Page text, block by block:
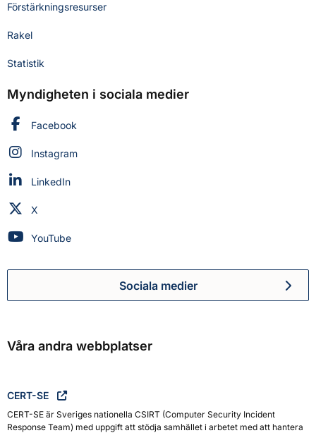
Förstärkningsresurser
Rakel
Statistik
Myndigheten i sociala medier
Myndigheten för civilt försvar på
Facebook
Myndigheten för civilt försvar på
Instagram
Myndigheten för civilt försvar på
LinkedIn
Myndigheten för civilt försvar på
X
Myndigheten för civilt försvar på
YouTube
Myndigheten för civilt
Sociala medier
Våra andra webbplatser
CERT-SE
CERT-SE är Sveriges nationella CSIRT (Computer Security Incident
Response Team) med uppgift att stödja samhället i arbetet med att hantera